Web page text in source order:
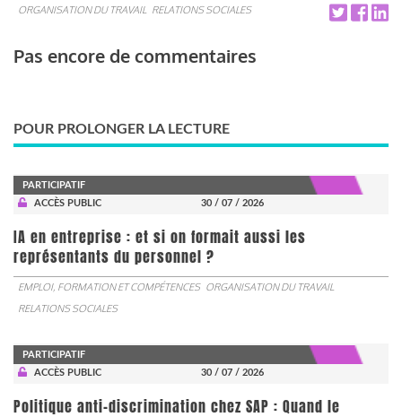
ORGANISATION DU TRAVAIL RELATIONS SOCIALES
Pas encore de commentaires
POUR PROLONGER LA LECTURE
PARTICIPATIF
ACCÈS PUBLIC
30 / 07 / 2026
IA en entreprise : et si on formait aussi les
représentants du personnel ?
EMPLOI, FORMATION ET COMPÉTENCES ORGANISATION DU TRAVAIL
RELATIONS SOCIALES
PARTICIPATIF
ACCÈS PUBLIC
30 / 07 / 2026
Politique anti-discrimination chez SAP : Quand le